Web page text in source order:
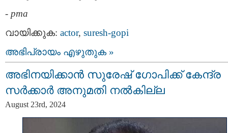
- pma
വായിക്കുക: actor, suresh-gopi
അഭിപ്രായം എഴുതുക »
അഭിനയിക്കാന്‍ സുരേഷ് ഗോപിക്ക് കേന്ദ്ര
സര്‍ക്കാര്‍ അനുമതി നൽകില്ല
August 23rd, 2024